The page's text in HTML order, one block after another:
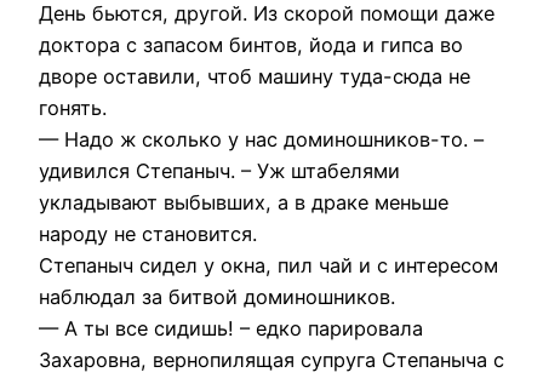
День бьются, другой. Из скорой помощи даже
доктора с запасом бинтов, йода и гипса во
дворе оставили, чтоб машину туда-сюда не
гонять.
— Надо ж сколько у нас доминошников-то. –
удивился Степаныч. – Уж штабелями
укладывают выбывших, а в драке меньше
народу не становится.
Степаныч сидел у окна, пил чай и с интересом
наблюдал за битвой доминошников.
— А ты все сидишь! – едко парировала
Захаровна, вернопилящая супруга Степаныча с